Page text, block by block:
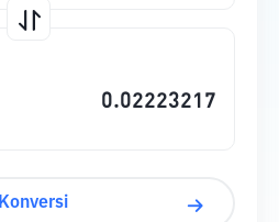
Konversi